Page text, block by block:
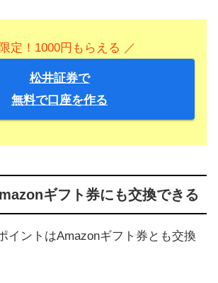
定！1000円もらえる ／
松井証券で
無料で口座を作る
ギフト券にも交換できる
イントはAmazonギフト券とも交換